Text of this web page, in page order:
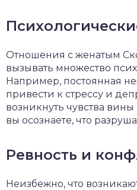
Отношения с женатым
вызывать множество
Например, постоянная
привести к стрессу и
возникнуть чувства
вы осознаете, что
Ревность и
Неизбежно, что